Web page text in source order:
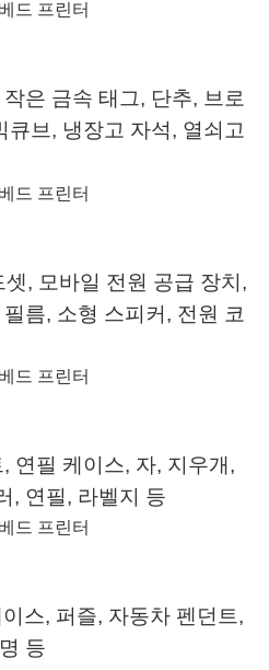
은 금속 태그, 단추, 브로
큐브, 냉장고 자석, 열쇠고
, 모바일 전원 공급 장치,
름, 소형 스피커, 전원 코
연필 케이스, 자, 지우개,
, 연필, 라벨지 등
스, 퍼즐, 자동차 펜던트,
등